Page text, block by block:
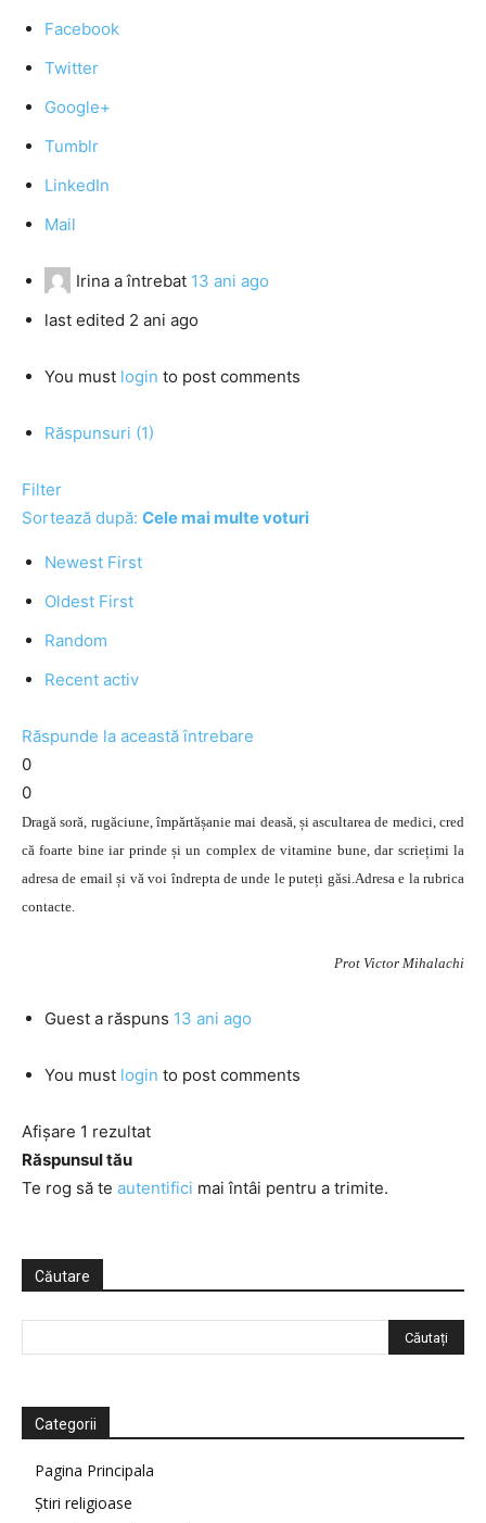
Facebook
Twitter
Google+
Tumblr
LinkedIn
Mail
Irina a întrebat 13 ani ago
last edited 2 ani ago
You must login to post comments
Răspunsuri (1)
Filter
Sortează după: Cele mai multe voturi
Newest First
Oldest First
Random
Recent activ
Răspunde la această întrebare
0
0
Dragă soră, rugăciune, împărtășanie mai deasă, și ascultarea de medici, cred
că foarte bine iar prinde și un complex de vitamine bune, dar scriețimi la
adresa de email și vă voi îndrepta de unde le puteți găsi.Adresa e la rubrica
contacte.
Prot Victor Mihalachi
Guest a răspuns 13 ani ago
You must login to post comments
Afișare 1 rezultat
Răspunsul tău
Te rog să te autentifici mai întâi pentru a trimite.
Căutare
Categorii
Pagina Principala
Știri religioase